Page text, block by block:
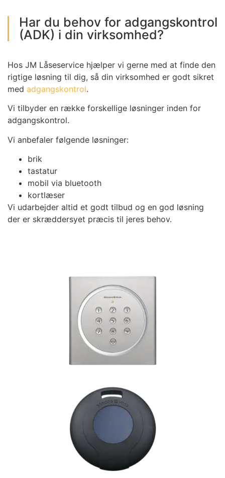
Har du behov for adgangskontrol
(ADK) i din virksomhed?
Hos JM Låseservice hjælper vi gerne med at finde den
rigtige løsning til dig, så din virksomhed er godt sikret
med adgangskontrol.
Vi tilbyder en række forskellige løsninger inden for
adgangskontrol.
Vi anbefaler følgende løsninger:
brik
tastatur
mobil via bluetooth
kortlæser
Vi udarbejder altid et godt tilbud og en god løsning
der er skræddersyet præcis til jeres behov.